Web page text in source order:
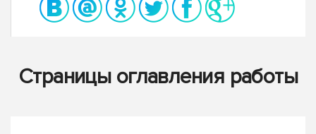
Страницы оглавления работы